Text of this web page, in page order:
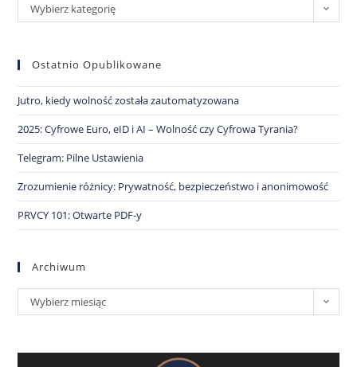
Wybierz kategorię
Ostatnio Opublikowane
Jutro, kiedy wolność została zautomatyzowana
2025: Cyfrowe Euro, eID i AI – Wolność czy Cyfrowa Tyrania?
Telegram: Pilne Ustawienia
Zrozumienie różnicy: Prywatność, bezpieczeństwo i anonimowość
PRVCY 101: Otwarte PDF-y
Archiwum
Wybierz miesiąc